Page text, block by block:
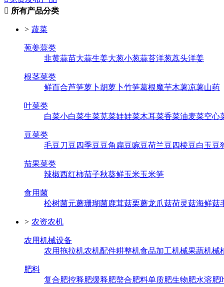
 所有产品分类
> 蔬菜
葱姜蒜类
韭黄蒜苗大蒜生姜大葱小葱蒜苔洋葱藠头洋姜
根茎菜类
鲜百合芦笋萝卜胡萝卜竹笋葛根魔芋木薯凉薯山药
叶菜类
白菜小白菜生菜苋菜娃娃菜木耳菜香菜油麦菜空心
豆菜类
毛豆刀豆 四季豆豆角 扁豆豌豆荷兰豆 四棱豆白玉豆
茄果菜类
辣椒西红柿茄子秋葵鲜玉米玉米笋
食用菌
松树菌元蘑珊瑚菌鹿茸菇栗蘑龙爪菇荷灵菇海鲜菇
> 农资农机
农用机械设备
农用拖拉机农机配件耕整机食品加工机械果蔬机械
肥料
复合肥控释肥缓释肥螯合肥料单质肥生物肥水溶肥